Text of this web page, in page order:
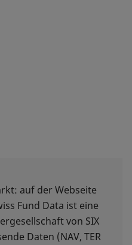
auf der Webseite
Fund Data ist eine
von SIX
Daten (NAV, TER